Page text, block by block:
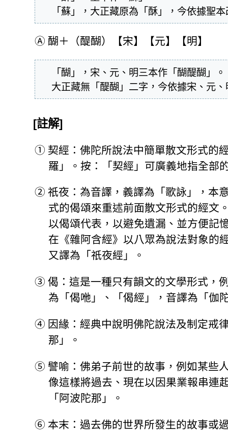
「蘇」，大正藏原為「酥」，今依據聖
Ⓐ 醐＋（醍醐）【宋】【元】【明】
大正藏無「醍醐」二字，今依據宋、元
[註解]
① 契經：佛陀所說法中簡單散文形式的
羅」。按：「契經」可廣義地指全部
② 祇夜：為音譯，義譯為「歌詠」，本
式的偈頌來重述前面散文形式的經文
以偈頌代表，以避免遺漏、並方便記
在《雜阿含經》以八眾為說法對象的
又譯為「祇夜經」。
③ 偈：這是一種只有韻文的文學形式，
為「偈咃」、「偈經」，音譯為「伽
④ 因緣：經典中說明佛陀說法及制定戒
那」。
⑤ 譬喻：佛弟子前世的故事，例如某些
像這樣將過去、現在以因果業報串連
「阿波陀那」。
⑥ 本末：過去佛的世界所發生的故事或